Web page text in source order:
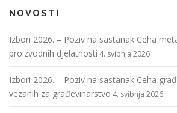
NOVOSTI
Izbori 2026. – Poziv na sastanak Ceha
proizvodnih djelatnosti 4. svibnja 2026.
Izbori 2026. – Poziv na sastanak Ceha
vezanih za građevinarstvo 4. svibnja 2026.